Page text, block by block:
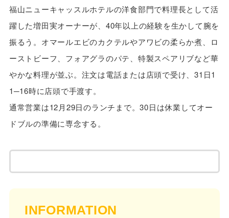
福山ニューキャッスルホテルの洋食部門で料理長として活
躍した増田実オーナーが、40年以上の経験を生かして腕を
振るう。オマールエビのカクテルやアワビの柔らか煮、ロ
ーストビーフ、フォアグラのパテ、特製スペアリブなど華
やかな料理が並ぶ。注文は電話または店頭で受け、31日1
1─16時に店頭で手渡す。
通常営業は12月29日のランチまで。30日は休業してオー
ドブルの準備に専念する。
INFORMATION